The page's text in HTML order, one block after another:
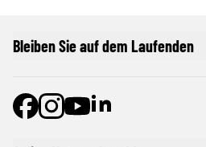
Bleiben Sie auf dem Laufenden